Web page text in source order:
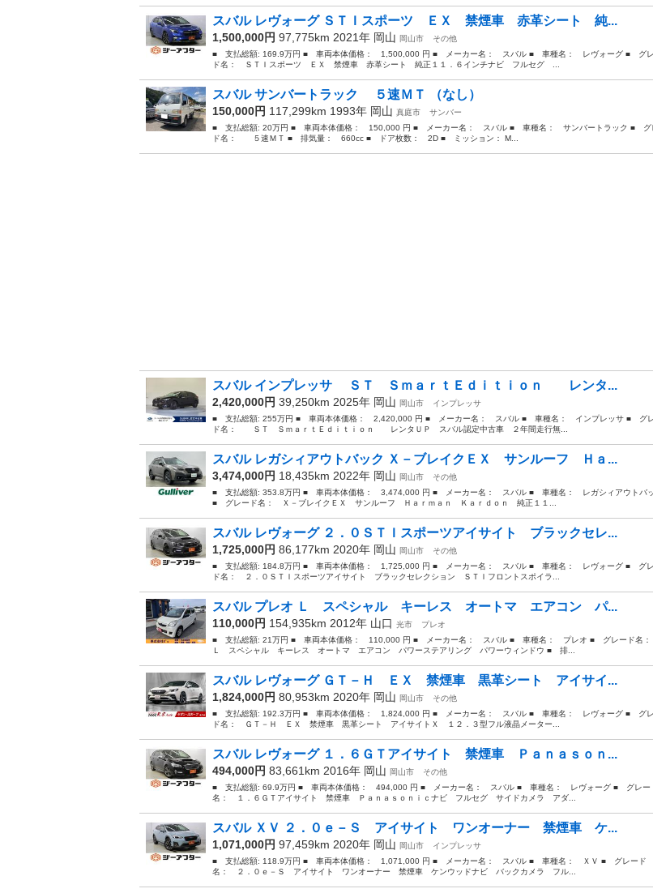
スバル レヴォーグ ＳＴＩスポーツ ＥＸ 禁煙車 赤革シート 純...
1,500,000円 97,775km 2021年 岡山 岡山市
その他
■ 支払総額: 169.9万円 ■ 車両本体価格： 1,500,000 円 ■ メーカー名： スバル ■ 車種名： レヴォーグ ■ グ
ド名： ＳＴＩスポーツ ＥＸ 禁煙車 赤革シート 純正１１．６インチナビ フルセグ ...
スバル サンバートラック ５速ＭＴ （なし）
150,000円 117,299km 1993年 岡山 真庭市
サンバー
■ 支払総額: 20万円 ■ 車両本体価格： 150,000 円 ■ メーカー名： スバル ■ 車種名： サンバートラック ■ グ
ド名： ５速ＭＴ ■ 排気量： 660cc ■ ドア枚数： 2D ■ ミッション： M...
スバル インプレッサ ＳＴ ＳｍａｒｔＥｄｉｔｉｏｎ レンタ...
2,420,000円 39,250km 2025年 岡山 岡山市
インプレッサ
■ 支払総額: 255万円 ■ 車両本体価格： 2,420,000 円 ■ メーカー名： スバル ■ 車種名： インプレッサ ■ グ
ド名： ＳＴ ＳｍａｒｔＥｄｉｔｉｏｎ レンタＵＰ スバル認定中古車 ２年間走行無...
スバル レガシィアウトバック Ｘ－ブレイクＥＸ サンルーフ Ｈａ...
3,474,000円 18,435km 2022年 岡山 岡山市
その他
■ 支払総額: 353.8万円 ■ 車両本体価格： 3,474,000 円 ■ メーカー名： スバル ■ 車種名： レガシィアウトバ
■ グレード名： Ｘ－ブレイクＥＸ サンルーフ Ｈａｒｍａｎ Ｋａｒｄｏｎ 純正１１...
スバル レヴォーグ ２．０ＳＴＩスポーツアイサイト ブラックセレ...
1,725,000円 86,177km 2020年 岡山 岡山市
その他
■ 支払総額: 184.8万円 ■ 車両本体価格： 1,725,000 円 ■ メーカー名： スバル ■ 車種名： レヴォーグ ■ グ
ド名： ２．０ＳＴＩスポーツアイサイト ブラックセレクション ＳＴＩフロントスポイラ...
スバル プレオ Ｌ スペシャル キーレス オートマ エアコン パ...
110,000円 154,935km 2012年 山口 光市
プレオ
■ 支払総額: 21万円 ■ 車両本体価格： 110,000 円 ■ メーカー名： スバル ■ 車種名： プレオ ■ グレード名
Ｌ スペシャル キーレス オートマ エアコン パワーステアリング パワーウィンドウ ■ 排...
スバル レヴォーグ ＧＴ－Ｈ ＥＸ 禁煙車 黒革シート アイサイ...
1,824,000円 80,953km 2020年 岡山 岡山市
その他
■ 支払総額: 192.3万円 ■ 車両本体価格： 1,824,000 円 ■ メーカー名： スバル ■ 車種名： レヴォーグ ■ グ
ド名： ＧＴ－Ｈ ＥＸ 禁煙車 黒革シート アイサイトＸ １２．３型フル液晶メーター...
スバル レヴォーグ １．６ＧＴアイサイト 禁煙車 Ｐａｎａｓｏｎ...
494,000円 83,661km 2016年 岡山 岡山市
その他
■ 支払総額: 69.9万円 ■ 車両本体価格： 494,000 円 ■ メーカー名： スバル ■ 車種名： レヴォーグ ■ グレー
名： １．６ＧＴアイサイト 禁煙車 Ｐａｎａｓｏｎｉｃナビ フルセグ サイドカメラ アダ...
スバル ＸＶ ２．０ｅ－Ｓ アイサイト ワンオーナー 禁煙車 ケ...
1,071,000円 97,459km 2020年 岡山 岡山市
インプレッサ
■ 支払総額: 118.9万円 ■ 車両本体価格： 1,071,000 円 ■ メーカー名： スバル ■ 車種名： ＸＶ ■ グレード
名： ２．０ｅ－Ｓ アイサイト ワンオーナー 禁煙車 ケンウッドナビ バックカメラ フル...